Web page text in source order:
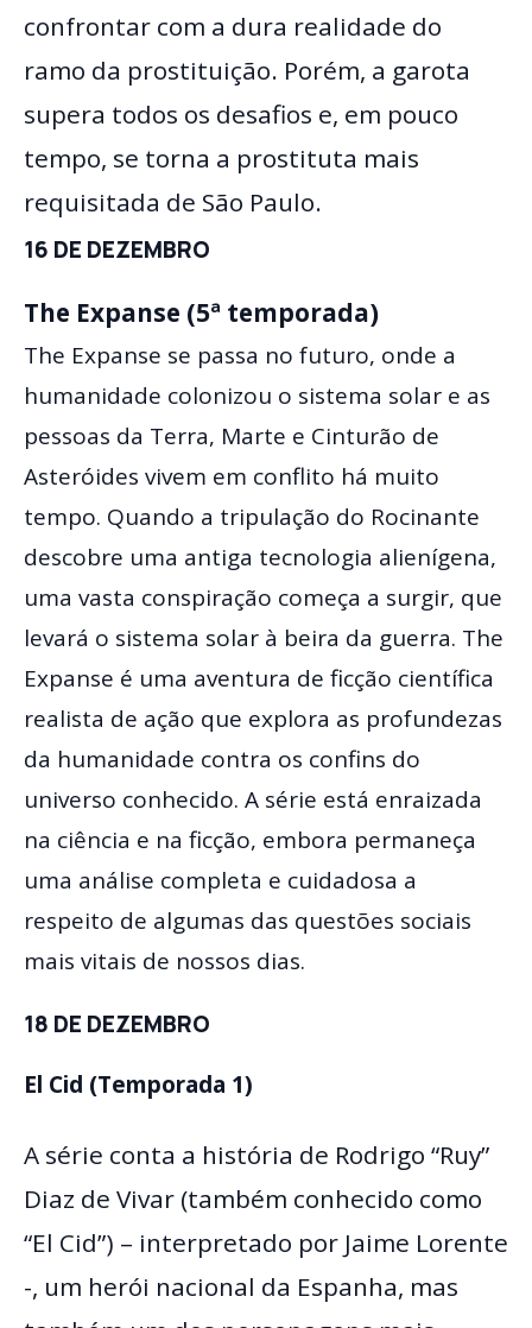
confrontar com a dura realidade do
ramo da prostituição. Porém, a garota
supera todos os desafios e, em pouco
tempo, se torna a prostituta mais
requisitada de São Paulo.
16 DE DEZEMBRO
The Expanse (5ª temporada)
The Expanse se passa no futuro, onde a
humanidade colonizou o sistema solar e as
pessoas da Terra, Marte e Cinturão de
Asteróides vivem em conflito há muito
tempo. Quando a tripulação do Rocinante
descobre uma antiga tecnologia alienígena,
uma vasta conspiração começa a surgir, que
levará o sistema solar à beira da guerra. The
Expanse é uma aventura de ficção científica
realista de ação que explora as profundezas
da humanidade contra os confins do
universo conhecido. A série está enraizada
na ciência e na ficção, embora permaneça
uma análise completa e cuidadosa a
respeito de algumas das questões sociais
mais vitais de nossos dias.
18 DE DEZEMBRO
El Cid (Temporada 1)
A série conta a história de Rodrigo “Ruy”
Diaz de Vivar (também conhecido como
“El Cid”) – interpretado por Jaime Lorente
-, um herói nacional da Espanha, mas